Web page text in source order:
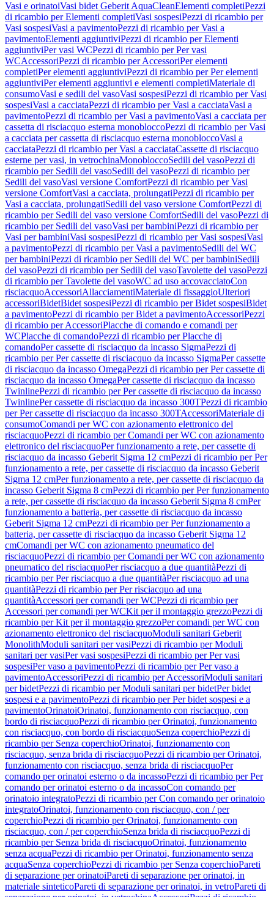
Vasi e orinatoiVasi bidet Geberit AquaCleanElementi completiPezzi
di ricambio per Elementi completiVasi sospesiPezzi di ricambio per
Vasi sospesiVasi a pavimentoPezzi di ricambio per Vasi a
pavimentoElementi aggiuntiviPezzi di ricambio per Elementi
aggiuntiviPer vasi WCPezzi di ricambio per Per vasi
WCAccessoriPezzi di ricambio per AccessoriPer elementi
completiPer elementi aggiuntiviPezzi di ricambio per Per elementi
aggiuntiviPer elementi aggiuntivi e elementi completiMateriale di
consumoVasi e sedili del vasoVasi sospesiPezzi di ricambio per Vasi
sospesiVasi a cacciataPezzi di ricambio per Vasi a cacciataVasi a
pavimentoPezzi di ricambio per Vasi a pavimentoVasi a cacciata per
cassetta di risciacquo esterna monobloccoPezzi di ricambio per Vasi
a cacciata per cassetta di risciacquo esterna monobloccoVasi a
cacciataPezzi di ricambio per Vasi a cacciataCassette di risciacquo
esterne per vasi, in vetrochinaMonobloccoSedili del vasoPezzi di
ricambio per Sedili del vasoSedili del vasoPezzi di ricambio per
Sedili del vasoVasi versione ComfortPezzi di ricambio per Vasi
versione ComfortVasi a cacciata, prolungatiPezzi di ricambio per
Vasi a cacciata, prolungatiSedili del vaso versione ComfortPezzi di
ricambio per Sedili del vaso versione ComfortSedili del vasoPezzi di
ricambio per Sedili del vasoVasi per bambiniPezzi di ricambio per
Vasi per bambiniVasi sospesiPezzi di ricambio per Vasi sospesiVasi
a pavimentoPezzi di ricambio per Vasi a pavimentoSedili del WC
per bambiniPezzi di ricambio per Sedili del WC per bambiniSedili
del vasoPezzi di ricambio per Sedili del vasoTavolette del vasoPezzi
di ricambio per Tavolette del vasoWC ad uso accovacciatoCon
risciacquoAccessoriAllacciamentiMateriale di fissaggioUlteriori
accessoriBidetBidet sospesiPezzi di ricambio per Bidet sospesiBidet
a pavimentoPezzi di ricambio per Bidet a pavimentoAccessoriPezzi
di ricambio per AccessoriPlacche di comando e comandi per
WCPlacche di comandoPezzi di ricambio per Placche di
comandoPer cassette di risciacquo da incasso SigmaPezzi di
ricambio per Per cassette di risciacquo da incasso SigmaPer cassette
di risciacquo da incasso OmegaPezzi di ricambio per Per cassette di
risciacquo da incasso OmegaPer cassette di risciacquo da incasso
TwinlinePezzi di ricambio per Per cassette di risciacquo da incasso
TwinlinePer cassette di risciacquo da incasso 300TPezzi di ricambio
per Per cassette di risciacquo da incasso 300TAccessoriMateriale di
consumoComandi per WC con azionamento elettronico del
risciacquoPezzi di ricambio per Comandi per WC con azionamento
elettronico del risciacquoPer funzionamento a rete, per cassette di
risciacquo da incasso Geberit Sigma 12 cmPezzi di ricambio per Per
funzionamento a rete, per cassette di risciacquo da incasso Geberit
Sigma 12 cmPer funzionamento a rete, per cassette di risciacquo da
incasso Geberit Sigma 8 cmPezzi di ricambio per Per funzionamento
a rete, per cassette di risciacquo da incasso Geberit Sigma 8 cmPer
funzionamento a batteria, per cassette di risciacquo da incasso
Geberit Sigma 12 cmPezzi di ricambio per Per funzionamento a
batteria, per cassette di risciacquo da incasso Geberit Sigma 12
cmComandi per WC con azionamento pneumatico del
risciacquoPezzi di ricambio per Comandi per WC con azionamento
pneumatico del risciacquoPer risciacquo a due quantitàPezzi di
ricambio per Per risciacquo a due quantitàPer risciacquo ad una
quantitàPezzi di ricambio per Per risciacquo ad una
quantitàAccessori per comandi per WCPezzi di ricambio per
Accessori per comandi per WCKit per il montaggio grezzoPezzi di
ricambio per Kit per il montaggio grezzoPer comandi per WC con
azionamento elettronico del risciacquoModuli sanitari Geberit
MonolithModuli sanitari per vasiPezzi di ricambio per Moduli
sanitari per vasiPer vasi sospesiPezzi di ricambio per Per vasi
sospesiPer vaso a pavimentoPezzi di ricambio per Per vaso a
pavimentoAccessoriPezzi di ricambio per AccessoriModuli sanitari
per bidetPezzi di ricambio per Moduli sanitari per bidetPer bidet
sospesi e a pavimentoPezzi di ricambio per Per bidet sospesi e a
pavimentoOrinatoiOrinatoi, funzionamento con risciacquo, con
bordo di risciacquoPezzi di ricambio per Orinatoi, funzionamento
con risciacquo, con bordo di risciacquoSenza coperchioPezzi di
ricambio per Senza coperchioOrinatoi, funzionamento con
risciacquo, senza brida di risciacquoPezzi di ricambio per Orinatoi,
funzionamento con risciacquo, senza brida di risciacquoPer
comando per orinatoi esterno o da incassoPezzi di ricambio per Per
comando per orinatoi esterno o da incassoCon comando per
orinatoio integratoPezzi di ricambio per Con comando per orinatoio
integratoOrinatoi, funzionamento con risciacquo, con / per
coperchioPezzi di ricambio per Orinatoi, funzionamento con
risciacquo, con / per coperchioSenza brida di risciacquoPezzi di
ricambio per Senza brida di risciacquoOrinatoi, funzionamento
senza acquaPezzi di ricambio per Orinatoi, funzionamento senza
acquaSenza coperchioPezzi di ricambio per Senza coperchioPareti
di separazione per orinatoiPareti di separazione per orinatoi, in
materiale sinteticoPareti di separazione per orinatoi, in vetroPareti di